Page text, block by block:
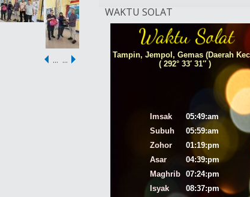
… …
WAKTU SOLAT